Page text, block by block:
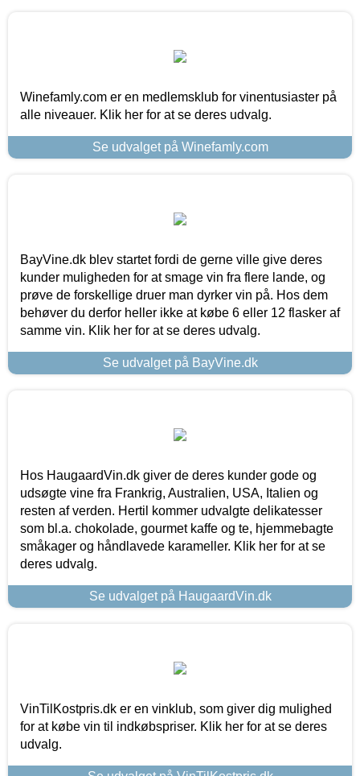
Winefamly.com er en medlemsklub for vinentusiaster på
alle niveauer. Klik her for at se deres udvalg.
Se udvalget på Winefamly.com
BayVine.dk blev startet fordi de gerne ville give deres
kunder muligheden for at smage vin fra flere lande, og
prøve de forskellige druer man dyrker vin på. Hos dem
behøver du derfor heller ikke at købe 6 eller 12 flasker af
samme vin. Klik her for at se deres udvalg.
Se udvalget på BayVine.dk
Hos HaugaardVin.dk giver de deres kunder gode og
udsøgte vine fra Frankrig, Australien, USA, Italien og
resten af verden. Hertil kommer udvalgte delikatesser
som bl.a. chokolade, gourmet kaffe og te, hjemmebagte
småkager og håndlavede karameller. Klik her for at se
deres udvalg.
Se udvalget på HaugaardVin.dk
VinTilKostpris.dk er en vinklub, som giver dig mulighed
for at købe vin til indkøbspriser. Klik her for at se deres
udvalg.